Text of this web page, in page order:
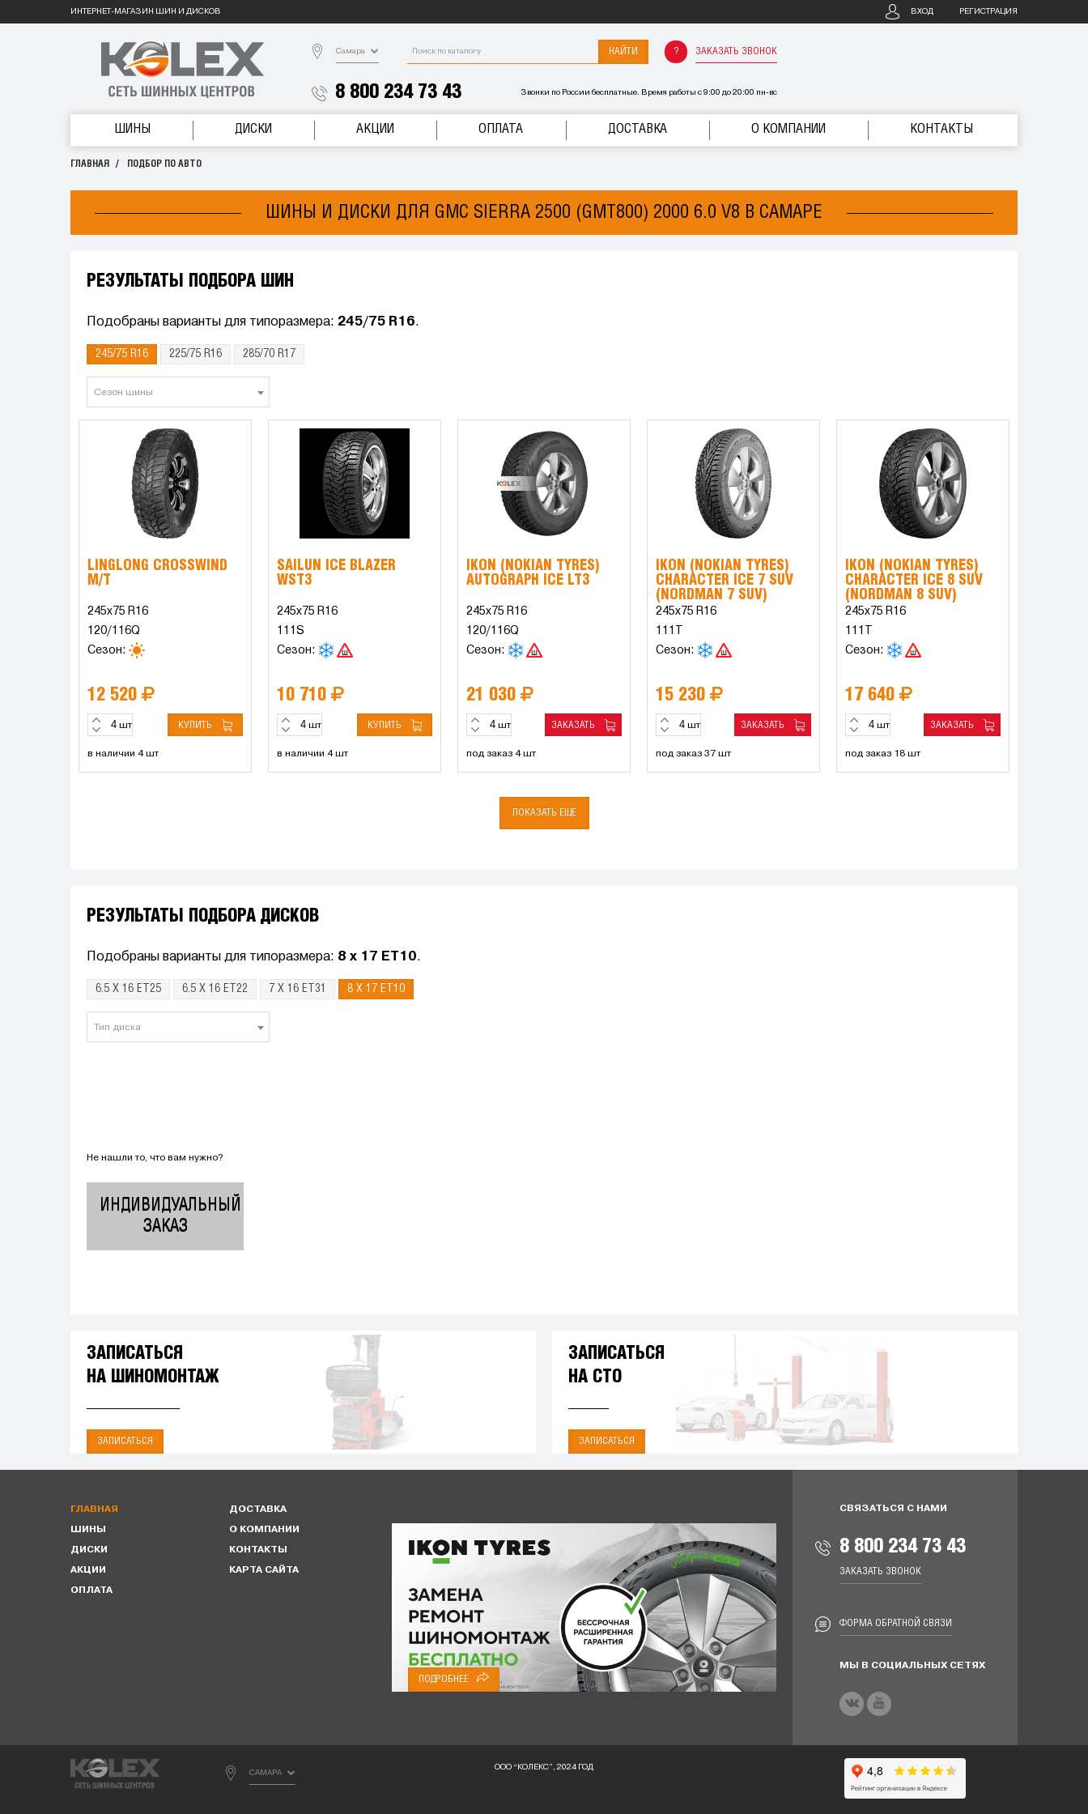
ИНТЕРНЕТ-МАГАЗИН ШИН И ДИСКОВ ВХОД РЕГИСТРАЦИЯ
Самара НАЙТИ ЗАКАЗАТЬ ЗВОНОК
8 800 234 73 43 Звонки по России бесплатные. Время работы с 9:00 до 20:00 пн-вс
ШИНЫ ДИСКИ АКЦИИ ОПЛАТА ДОСТАВКА О КОМПАНИИ КОНТАКТЫ
ГЛАВНАЯ ПОДБОР ПО АВТО
ШИНЫ И ДИСКИ ДЛЯ GMC SIERRA 2500 (GMT800) 2000 6.0 V8 В САМАРЕ
РЕЗУЛЬТАТЫ ПОДБОРА ШИН
Подобраны варианты для типоразмера: 245/75 R16.
245/75 R16 225/75 R16 285/70 R17
Сезон шины
LINGLONG CROSSWIND
M/T
245x75 R16
120/116Q
Сезон:
12 520
шт КУПИТЬ
в наличии 4 шт
SAILUN ICE BLAZER
WST3
245x75 R16
111S
Сезон:
10 710
шт КУПИТЬ
в наличии 4 шт
IKON (NOKIAN TYRES)
AUTOGRAPH ICE LT3
245x75 R16
120/116Q
Сезон:
21 030
шт ЗАКАЗАТЬ
под заказ 4 шт
IKON (NOKIAN TYRES)
CHARACTER ICE 7 SUV
(NORDMAN 7 SUV)
245x75 R16
111T
Сезон:
15 230
шт ЗАКАЗАТЬ
под заказ 37 шт
IKON (NOKIAN TYRES)
CHARACTER ICE 8 SUV
(NORDMAN 8 SUV)
245x75 R16
111T
Сезон:
17 640
шт ЗАКАЗАТЬ
под заказ 18 шт
ПОКАЗАТЬ ЕЩЕ
РЕЗУЛЬТАТЫ ПОДБОРА ДИСКОВ
Подобраны варианты для типоразмера: 8 x 17 ET10.
6.5 X 16 ET25 6.5 X 16 ET22 7 X 16 ET31 8 X 17 ET10
Тип диска
Не нашли то, что вам нужно?
ИНДИВИДУАЛЬНЫЙ
ЗАКАЗ
ЗАПИСАТЬСЯ
НА ШИНОМОНТАЖ
ЗАПИСАТЬСЯ
ЗАПИСАТЬСЯ
НА СТО
ЗАПИСАТЬСЯ
ГЛАВНАЯ
ШИНЫ
ДИСКИ
АКЦИИ
ОПЛАТА
ДОСТАВКА
О КОМПАНИИ
КОНТАКТЫ
КАРТА САЙТА
ПОДРОБНЕЕ
СВЯЗАТЬСЯ С НАМИ
8 800 234 73 43
ЗАКАЗАТЬ ЗВОНОК
ФОРМА ОБРАТНОЙ СВЯЗИ
МЫ В СОЦИАЛЬНЫХ СЕТЯХ
САМАРА
ООО “КОЛЕКС”, 2024 ГОД